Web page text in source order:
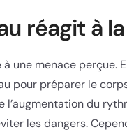
réagit à
une menace perçue.
pour préparer le
du
les dangers.